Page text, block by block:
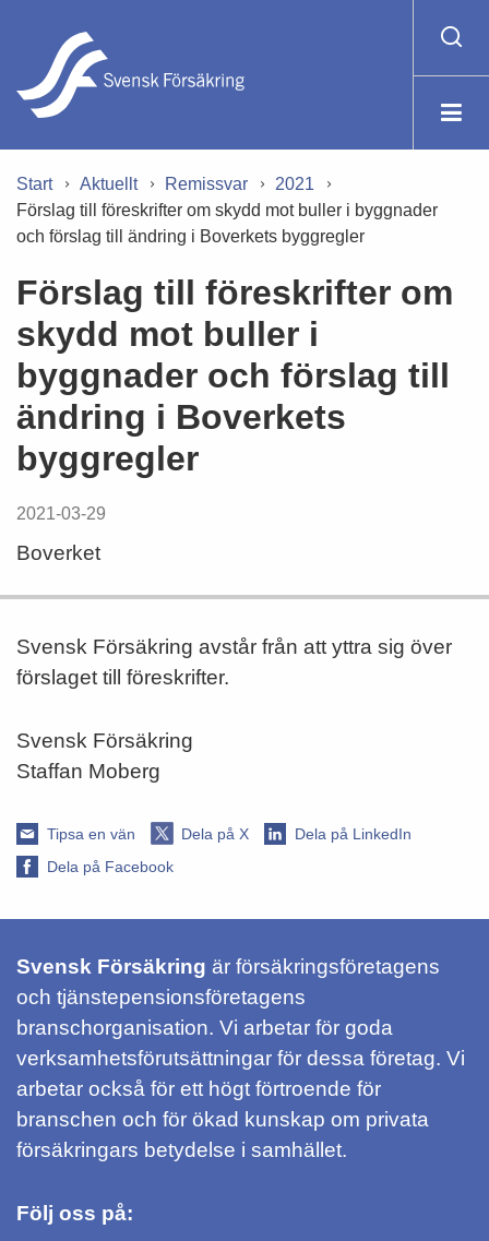
Start Aktuellt Remissvar
2021
Förslag till föreskrifter om skydd mot buller i byggnader
och förslag till ändring i Boverkets byggregler
Förslag till föreskrifter om
skydd mot buller i
byggnader och förslag till
ändring i Boverkets
byggregler
2021-03-29
Boverket
Svensk Försäkring avstår från att yttra sig över
förslaget till föreskrifter.
Svensk Försäkring
Staffan Moberg
Tipsa en vän Dela på X
Dela på LinkedIn
Dela på Facebook
Svensk Försäkring är försäkringsföretagens
och tjänstepensionsföretagens
branschorganisation. Vi arbetar för goda
verksamhetsförutsättningar för dessa företag. Vi
arbetar också för ett högt förtroende för
branschen och för ökad kunskap om privata
försäkringars betydelse i samhället.
Följ oss på: